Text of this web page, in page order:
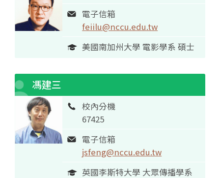
電子信箱
feiilu@nccu.edu.tw
美國南加州大學 電影學系 碩士
馮建三
校內分機
67425
電子信箱
jsfeng@nccu.edu.tw
英國李斯特大學 大眾傳播學系